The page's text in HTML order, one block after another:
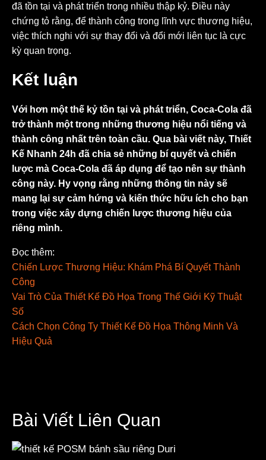
đã tồn tại và phát triển trong nhiều thập kỷ. Điều này
chứng tỏ rằng, để thành công trong lĩnh vực thương hiệu,
việc thích nghi với sự thay đổi và đổi mới liên tục là cực
kỳ quan trọng.
Kết luận
Với hơn một thế kỷ tồn tại và phát triển, Coca-Cola đã
trở thành một trong những thương hiệu nổi tiếng và
thành công nhất trên toàn cầu. Qua bài viết này, Thiết
Kế Nhanh 24h đã chia sẻ những bí quyết và chiến
lược mà Coca-Cola đã áp dụng để tạo nên sự thành
công này. Hy vọng rằng những thông tin này sẽ
mang lại sự cảm hứng và kiến thức hữu ích cho bạn
trong việc xây dựng chiến lược thương hiệu của
riêng mình.
Đọc thêm:
Chiến Lược Thương Hiệu: Khám Phá Bí Quyết Thành
Công
Vai Trò Của Thiết Kế Đồ Họa Trong Thế Giới Kỹ Thuật
Số
Cách Chọn Công Ty Thiết Kế Đồ Họa Thông Minh Và
Hiệu Quả
Bài Viết Liên Quan